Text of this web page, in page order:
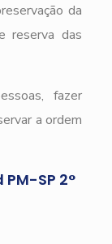
da
reserva das
fazer
a ordem
SP 2°